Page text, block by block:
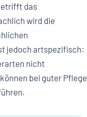
das
wird die
jedoch artspezifisch:
nicht
bei guter Pflege